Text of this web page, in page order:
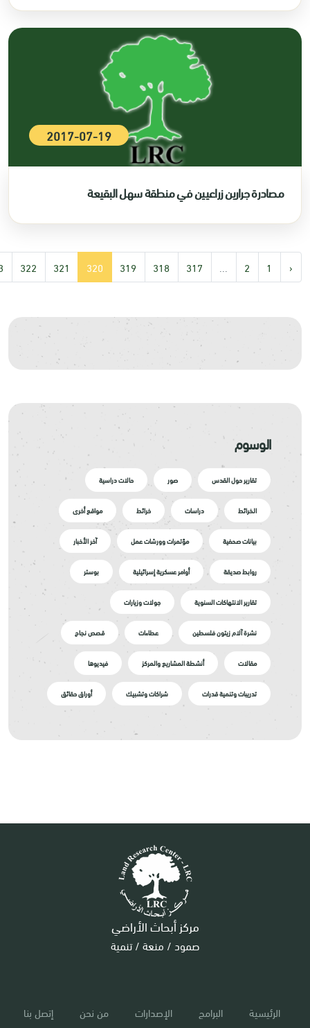
2017-07-19
مصادرة جرارين زراعيين في منطقة سهل البقيعة
‹
1
2
...
317
318
319
320
321
322
الوسوم
تقارير حول القدس صور حالات دراسية
الخرائط دراسات خرائط مواقع أخرى
بيانات صحفية مؤتمرات وورشات عمل آخر الأخبار
روابط صديقة أوامر عسكرية إسرائيلية بوستر
تقارير الانتهاكات السنوية جولات وزيارات
نشرة آلام زيتون فلسطين عطاءات قصص نجاح
مقالات أنشطة المشاريع والمركز فيديوها
تدريبات وتنمية قدرات شراكات وتشبيك أوراق حقائق
مركز أبحاث الأراضي
صمود / منعة / تنمية
الرئيسية البرامج الإصدارات من نحن إتصل بنا